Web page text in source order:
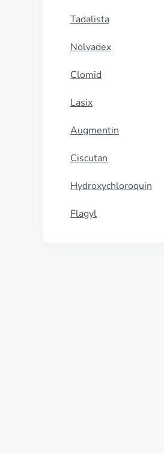
Tadalista
Nolvadex
Clomid
Lasix
Augmentin
Ciscutan
Hydroxychloroquin
Flagyl